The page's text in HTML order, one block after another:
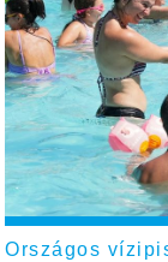
Országos